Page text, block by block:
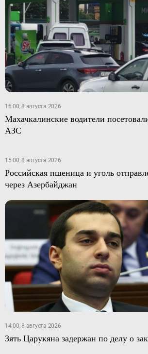
16:00, 8 августа 2026
Махачкалинские водители
АЗС
15:00, 8 августа 2026
Российская пшеница и уголь
через Азербайджан
14:00, 8 августа 2026
Зять Царукяна задержан по делу о